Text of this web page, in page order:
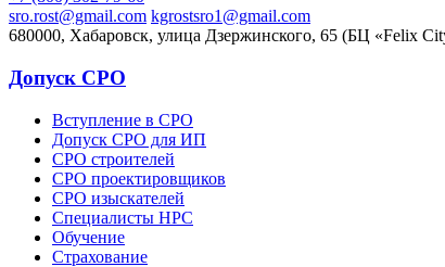
sro.rost@gmail.com kgrostsro1@gmail.com
680000, Хабаровск, улица Дзержинского, 65 (БЦ «Felix
Допуск СРО
Вступление в СРО
Допуск СРО для ИП
СРО строителей
СРО проектировщиков
СРО изыскателей
Специалисты НРС
Обучение
Страхование